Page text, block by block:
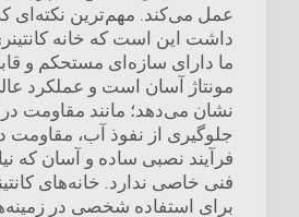
عمل می‌کند. مهم‌ترین نکته‌ای
داشت این است که خانه
ما دارای سازه‌ای مستحکم و
مونتاژ آسان است و عملکرد
نشان می‌دهد؛ مانند مقاومت در
جلوگیری از نفوذ آب، مقاومت
فرآیند نصبی ساده و آسان که
فنی خاصی ندارد. خانه‌های
برای استفاده شخصی در